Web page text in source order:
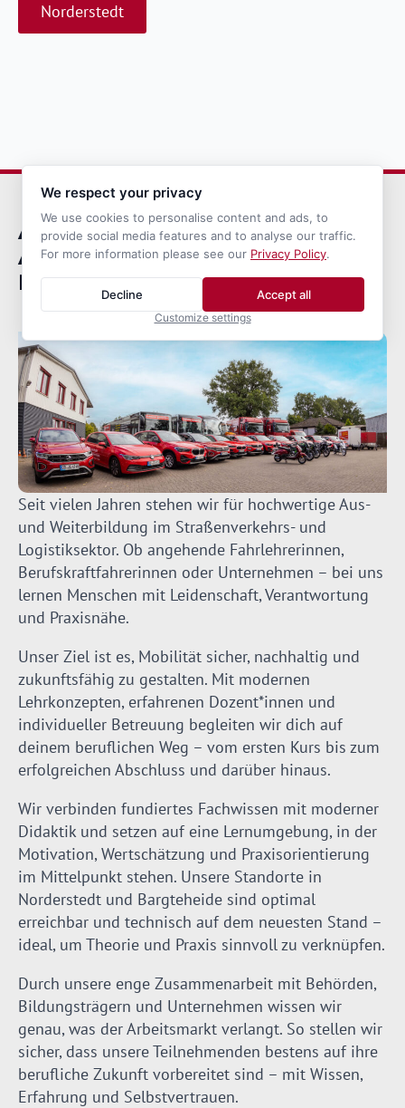
Norderstedt
ALV Nord –
Ausbildungszentrum für
Logistik und Verkehr
Seit vielen Jahren stehen wir für hochwertige Aus-
und Weiterbildung im Straßenverkehrs- und
Logistiksektor. Ob angehende Fahrlehrerinnen,
Berufskraftfahrerinnen oder Unternehmen – bei uns
lernen Menschen mit Leidenschaft, Verantwortung
und Praxisnähe.
Unser Ziel ist es, Mobilität sicher, nachhaltig und
zukunftsfähig zu gestalten. Mit modernen
Lehrkonzepten, erfahrenen Dozent*innen und
individueller Betreuung begleiten wir dich auf
deinem beruflichen Weg – vom ersten Kurs bis zum
erfolgreichen Abschluss und darüber hinaus.
Wir verbinden fundiertes Fachwissen mit moderner
Didaktik und setzen auf eine Lernumgebung, in der
Motivation, Wertschätzung und Praxisorientierung
im Mittelpunkt stehen. Unsere Standorte in
Norderstedt und Bargteheide sind optimal
erreichbar und technisch auf dem neuesten Stand –
ideal, um Theorie und Praxis sinnvoll zu verknüpfen.
Durch unsere enge Zusammenarbeit mit Behörden,
Bildungsträgern und Unternehmen wissen wir
genau, was der Arbeitsmarkt verlangt. So stellen wir
sicher, dass unsere Teilnehmenden bestens auf ihre
berufliche Zukunft vorbereitet sind – mit Wissen,
Erfahrung und Selbstvertrauen.
We respect your privacy
We use cookies to personalise content and ads, to
provide social media features and to analyse our traffic.
For more information please see our Privacy Policy.
Accept all
Decline
Customize settings